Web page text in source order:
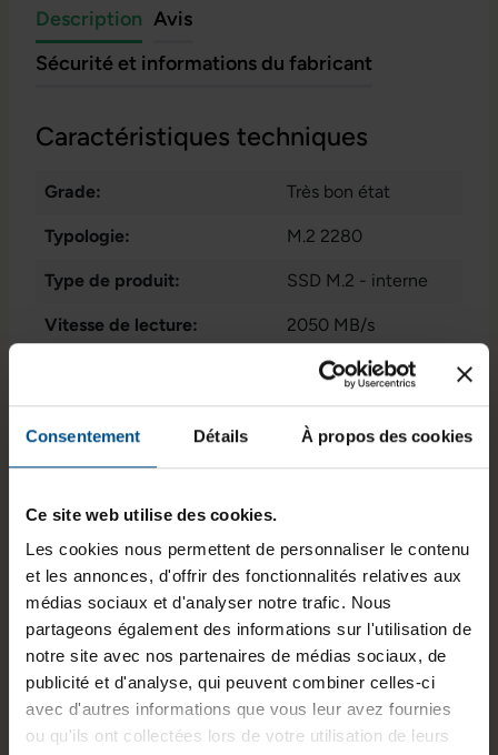
Consentement Détails À propos des cookies
Ce site web utilise des cookies.
Les cookies nous permettent de personnaliser le contenu
et les annonces, d'offrir des fonctionnalités relatives aux
médias sociaux et d'analyser notre trafic. Nous
partageons également des informations sur l'utilisation de
notre site avec nos partenaires de médias sociaux, de
publicité et d'analyse, qui peuvent combiner celles-ci
avec d'autres informations que vous leur avez fournies
ou qu'ils ont collectées lors de votre utilisation de leurs
Description Avis
Sécurité et informations du fabricant
Caractéristiques techniques
Grade: Très bon état
Typologie: M.2 2280
Type de produit: SSD M.2 - interne
Vitesse de lecture: 2050 MB/s
1 x intern - M.2
2230/2242/2260/22
80
Programme de partenariat: Non
Vitesse d'écriture:
État: Reconditionné
Stockage de données:
256 GB M.2 NvMe
SSD
GTIN/EAN : 3701157157926
Dimensions (L x l x H) : 80 x 22 x 3,5 mm